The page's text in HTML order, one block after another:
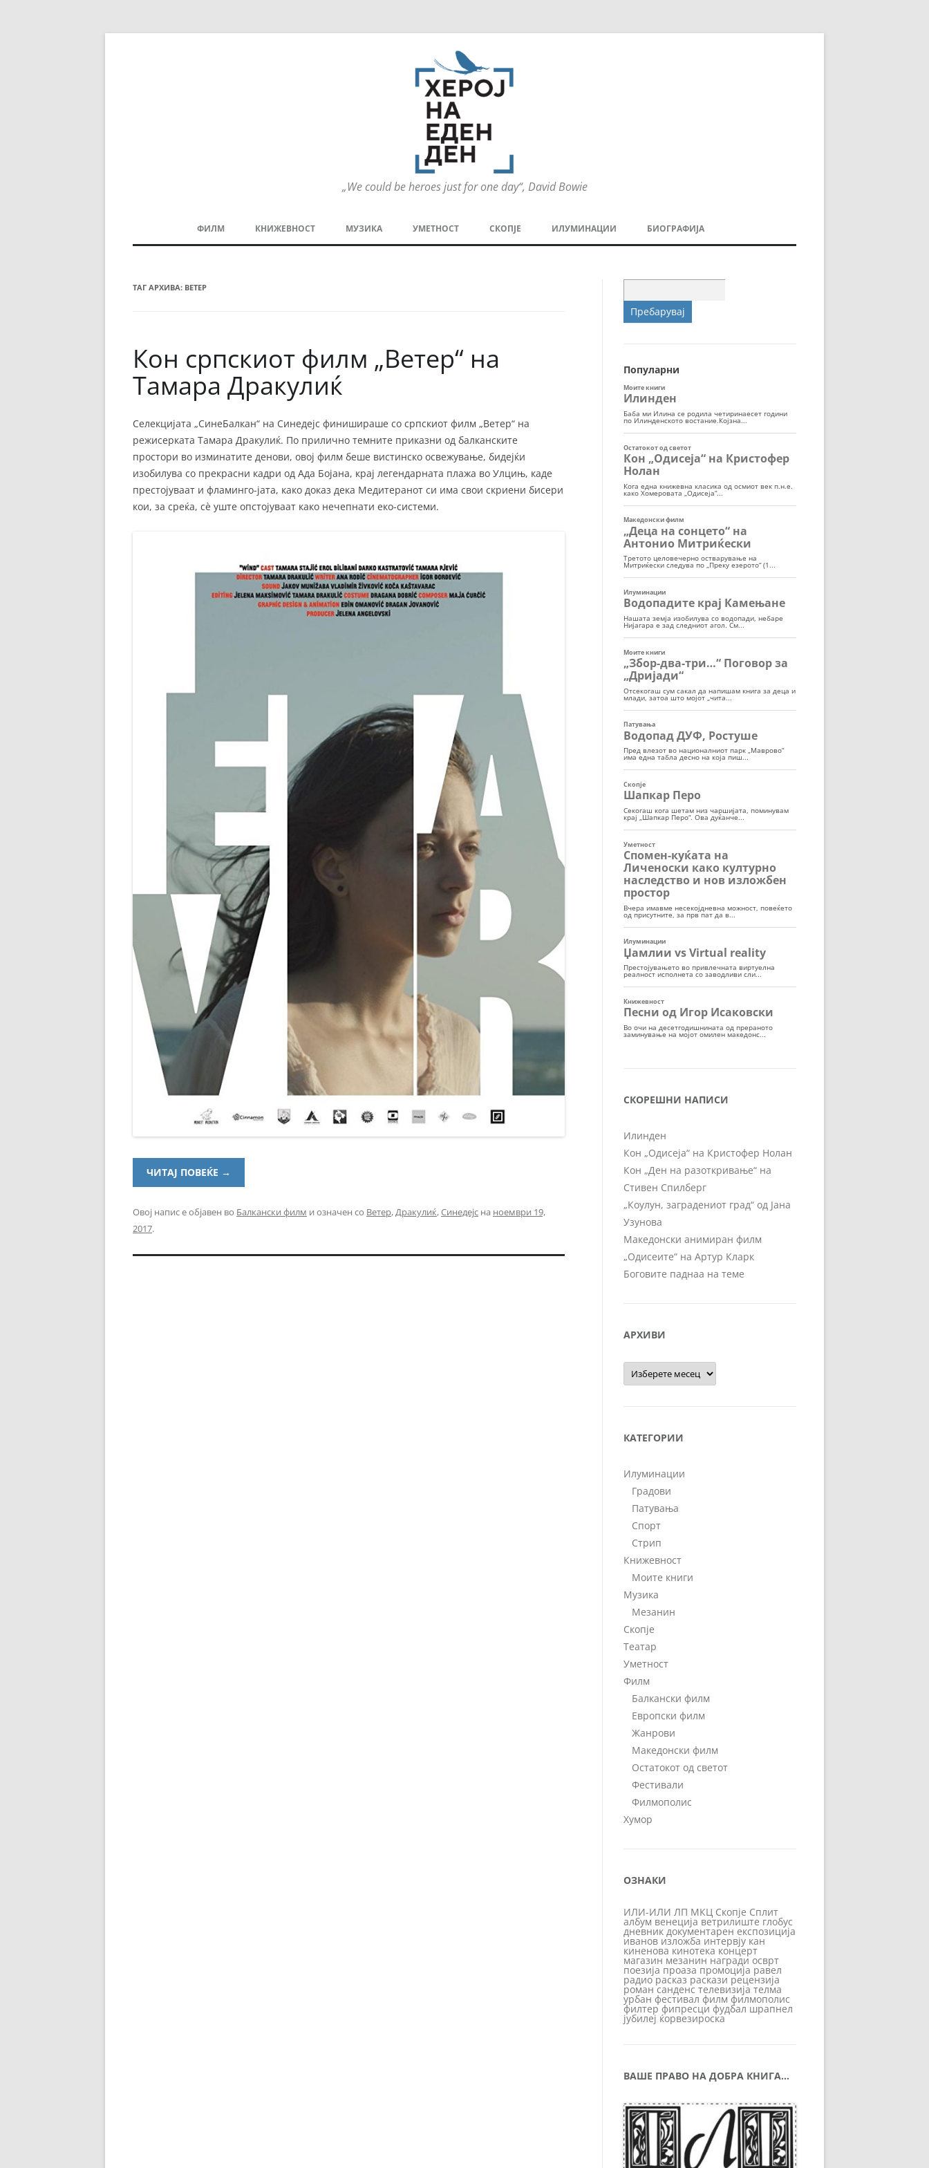
„We could be heroes just for one day“, David Bowie
содржината
ФИЛМ
ЖАНРОВИ
ФЕСТИВАЛИ
ФИЛМОПОЛИС
КНИЖЕВНОСТ МУЗИКА УМЕТНОСТ СКОПЈЕ ИЛУМИНАЦИИ
СПОРТ
БИОГРАФИЈА
ТАГ АРХИВА: ВЕТЕР
Кон српскиот филм „Ветер“ на
Тамара Дракулиќ
Селекцијата „СинеБалкан“ на Синедејс финишираше со српскиот филм „Ветер“ на
режисерката Тамара Дракулиќ. По прилично темните приказни од балканските
простори во изминатите денови, овој филм беше вистинско освежување, бидејќи
изобилува со прекрасни кадри од Ада Бојана, крај легендарната плажа во Улцињ, каде
престојуваат и фламинго-јата, како доказ дека Медитеранот си има свои скриени бисери
кои, за среќа, сè уште опстојуваат како нечепнати еко-системи.
ЧИТАЈ ПОВЕЌЕ →
Овој напис е објавен во Балкански филм и означен со Ветер,Дракулиќ,Синедејс на ноември 19,
2017.
за:
Популарни
СКОРЕШНИ НАПИСИ
Илинден
Кон „Одисеја“ на Кристофер Нолан
Кон „Ден на разоткривање“ на
Стивен Спилберг
„Коулун, заградениот град“ од Јана
Узунова
Македонски анимиран филм
„Одисеите“ на Артур Кларк
Боговите паднаа на теме
АРХИВИ
Архиви
КАТЕГОРИИ
Илуминации
Градови
Патувања
Спорт
Стрип
Книжевност
Моите книги
Музика
Мезанин
Скопје
Театар
Уметност
Филм
Балкански филм
Европски филм
Жанрови
Македонски филм
Остатокот од светот
Фестивали
Филмополис
Хумор
ОЗНАКИ
ИЛИ-ИЛИ ЛП МКЦ Скопје Сплит
албум венеција ветрилиште глобус
дневник документарен експозиција
иванов изложба интервју кан
киненова кинотека концерт
магазин мезанин награди осврт
поезија проаза промоција равел
радио расказ раскази рецензија
роман санденс телевизија телма
урбан фестивал филм филмополис
филтер фипресци фудбал шрапнел
јубилеј ќорвезироска
ВАШЕ ПРАВО НА ДОБРА КНИГА…